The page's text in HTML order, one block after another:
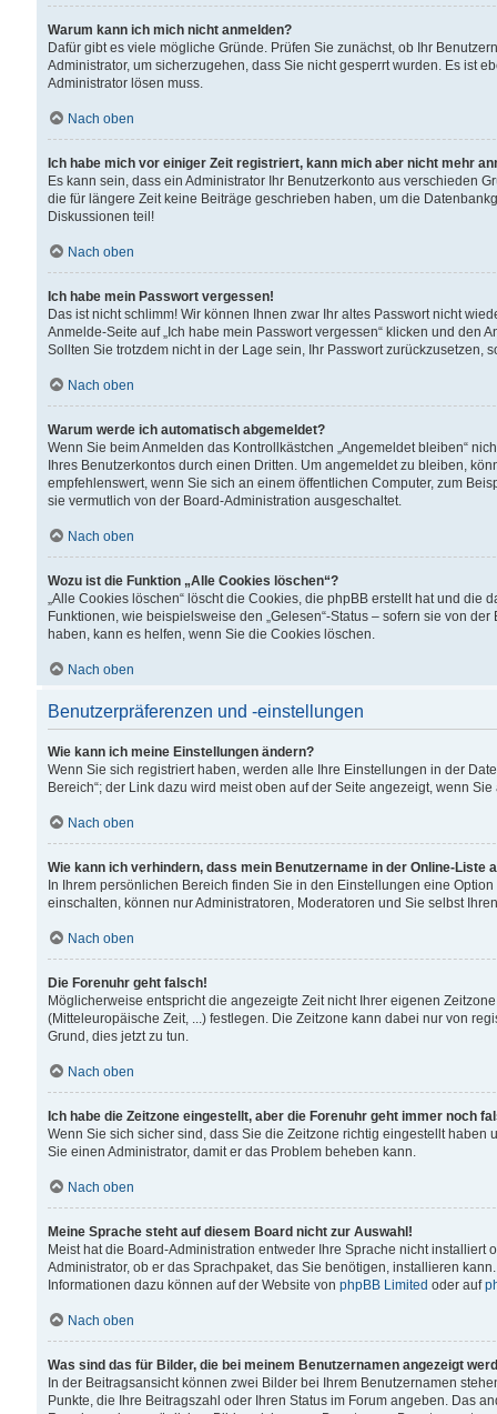
Warum kann ich mich nicht anmelden?
Dafür gibt es viele mögliche Gründe. Prüfen Sie zunächst, ob Ihr
Administrator, um sicherzugehen, dass Sie nicht gesperrt wurden. Es ist
Administrator lösen muss.
Nach oben
Ich habe mich vor einiger Zeit registriert, kann mich aber nicht mehr
Es kann sein, dass ein Administrator Ihr Benutzerkonto aus verschieden
die für längere Zeit keine Beiträge geschrieben haben, um die
Diskussionen teil!
Nach oben
Ich habe mein Passwort vergessen!
Das ist nicht schlimm! Wir können Ihnen zwar Ihr altes Passwort nicht
Anmelde-Seite auf „Ich habe mein Passwort vergessen“ klicken und
Sollten Sie trotzdem nicht in der Lage sein, Ihr Passwort zurückzusetzen,
Nach oben
Warum werde ich automatisch abgemeldet?
Wenn Sie beim Anmelden das Kontrollkästchen „Angemeldet bleiben“
Ihres Benutzerkontos durch einen Dritten. Um angemeldet zu bleiben,
empfehlenswert, wenn Sie sich an einem öffentlichen Computer, zum
sie vermutlich von der Board-Administration ausgeschaltet.
Nach oben
Wozu ist die Funktion „Alle Cookies löschen“?
„Alle Cookies löschen“ löscht die Cookies, die phpBB erstellt hat und
Funktionen, wie beispielsweise den „Gelesen“-Status – sofern sie von
haben, kann es helfen, wenn Sie die Cookies löschen.
Nach oben
Benutzerpräferenzen und -einstellungen
Wie kann ich meine Einstellungen ändern?
Wenn Sie sich registriert haben, werden alle Ihre Einstellungen in der
Bereich“; der Link dazu wird meist oben auf der Seite angezeigt, wenn
Nach oben
Wie kann ich verhindern, dass mein Benutzername in der Online-Liste
In Ihrem persönlichen Bereich finden Sie in den Einstellungen eine
einschalten, können nur Administratoren, Moderatoren und Sie selbst
Nach oben
Die Forenuhr geht falsch!
Möglicherweise entspricht die angezeigte Zeit nicht Ihrer eigenen
(Mitteleuropäische Zeit, ...) festlegen. Die Zeitzone kann dabei nur von
Grund, dies jetzt zu tun.
Nach oben
Ich habe die Zeitzone eingestellt, aber die Forenuhr geht immer noch
Wenn Sie sich sicher sind, dass Sie die Zeitzone richtig eingestellt
Sie einen Administrator, damit er das Problem beheben kann.
Nach oben
Meine Sprache steht auf diesem Board nicht zur Auswahl!
Meist hat die Board-Administration entweder Ihre Sprache nicht
Administrator, ob er das Sprachpaket, das Sie benötigen, installieren
Informationen dazu können auf der Website von phpBB Limited oder auf
Nach oben
Was sind das für Bilder, die bei meinem Benutzernamen angezeigt
In der Beitragsansicht können zwei Bilder bei Ihrem Benutzernamen
Punkte, die Ihre Beitragszahl oder Ihren Status im Forum angeben. Das